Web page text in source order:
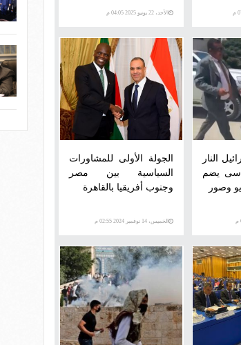
التصعيد الراهن
الأحد، 22 يونيو 2025 04:05 م
النار
يضم
وصور
الجولة الأولى للمشاورات
السياسية بين مصر
وجنوب أفريقيا بالقاهرة
الخميس، 14 نوفمبر 2024 02:55 م